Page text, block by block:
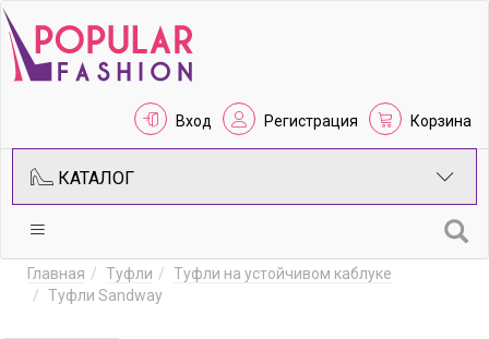
Вход Регистрация Корзина
КАТАЛОГ
Главная Туфли
Туфли на устойчивом каблуке
Туфли Sandway